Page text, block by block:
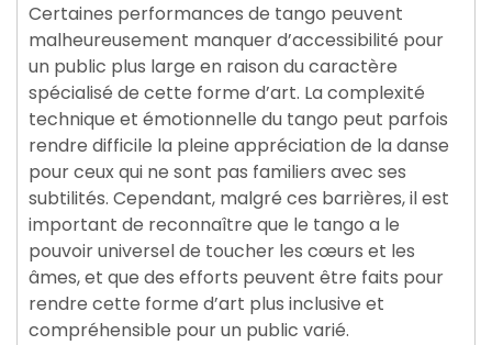
Certaines performances de tango peuvent
malheureusement manquer d’accessibilité pour
un public plus large en raison du caractère
spécialisé de cette forme d’art. La complexité
technique et émotionnelle du tango peut parfois
rendre difficile la pleine appréciation de la danse
pour ceux qui ne sont pas familiers avec ses
subtilités. Cependant, malgré ces barrières, il est
important de reconnaître que le tango a le
pouvoir universel de toucher les cœurs et les
âmes, et que des efforts peuvent être faits pour
rendre cette forme d’art plus inclusive et
compréhensible pour un public varié.